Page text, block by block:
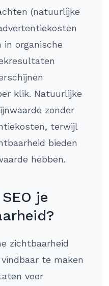
(natuurlijke
organische
klik. Natuurlijke
zonder
terwijl
bieden
hebben.
je
zichtbaarheid
te maken
voor